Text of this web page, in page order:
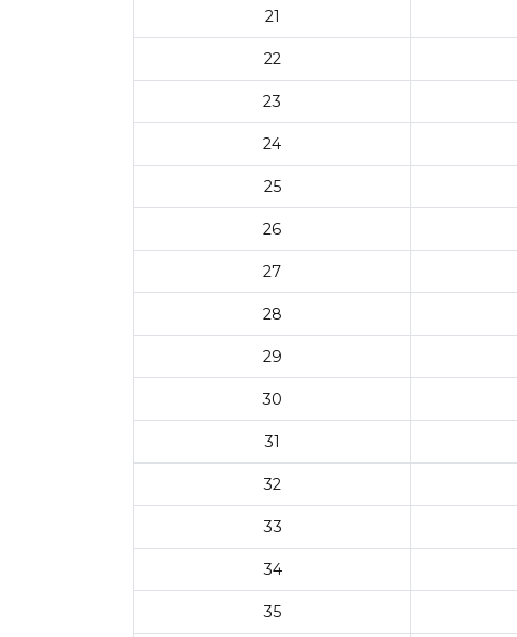
21
22
23
24
25
26
27
28
29
30
31
32
33
34
35